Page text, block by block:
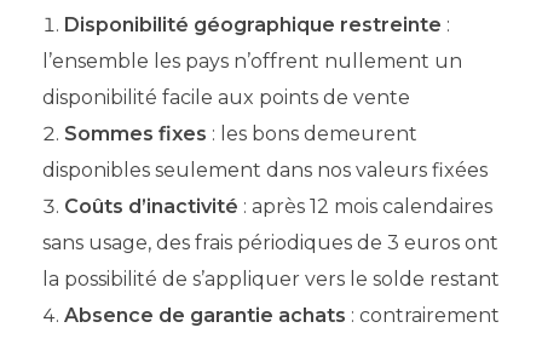
Disponibilité géographique restreinte :
l’ensemble les pays n’offrent nullement un
disponibilité facile aux points de vente
Sommes fixes : les bons demeurent
disponibles seulement dans nos valeurs fixées
Coûts d’inactivité : après 12 mois calendaires
sans usage, des frais périodiques de 3 euros ont
la possibilité de s’appliquer vers le solde restant
Absence de garantie achats : contrairement